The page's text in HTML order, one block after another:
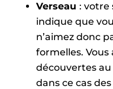
Verseau : votre
indique que
n’aimez donc
formelles. Vous
découvertes au
dans ce cas